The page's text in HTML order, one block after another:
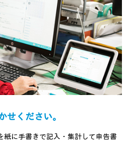
せください。
紙に手書きで記入・集計して申告書